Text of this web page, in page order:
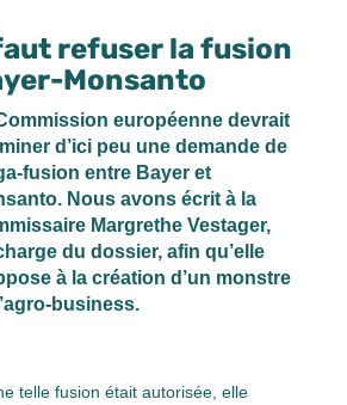
refuser la fusion
Monsanto
européenne devrait
d’ici peu une demande de
fusion entre Bayer et
Nous avons écrit à la
Margrethe Vestager,
du dossier, afin qu’elle
à la création d’un monstre
business.
telle fusion était autorisée, elle